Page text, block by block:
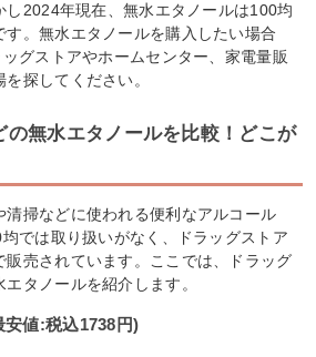
し2024年現在、無水エタノールは100均
す。無水エタノールを購入したい場合
グストアやホームセンター、家電量販
探してください。
の無水エタノールを比較！どこが
清掃などに使われる便利なアルコール
では取り扱いがなく、ドラッグストア
売されています。ここでは、ドラッグ
タノールを紹介します。
値:税込1738円)